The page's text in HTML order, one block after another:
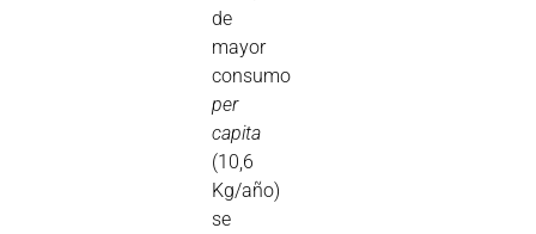
de
mayor
consumo
per
capita
(10,6
Kg/año)
se